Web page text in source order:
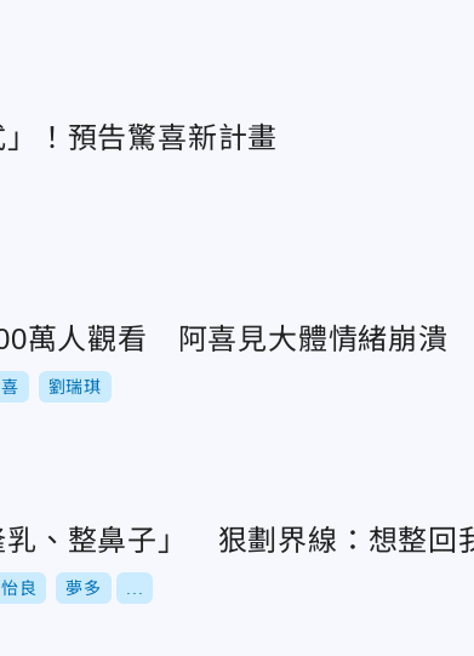
！預告驚喜新計畫
萬人觀看 阿喜見大體情緒崩潰
劉瑞琪
乳、整鼻子」 狠劃界線：想整回
良 夢多